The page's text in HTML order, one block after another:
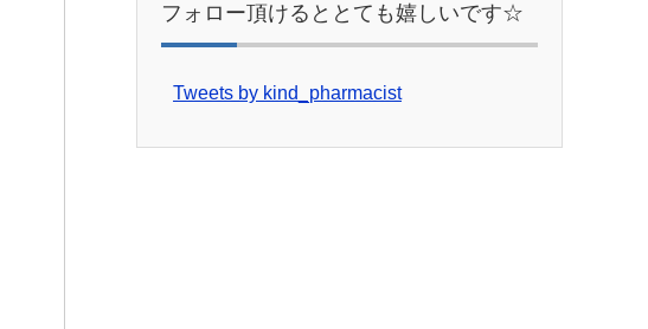
フォロー頂けるととても嬉しいです☆
Tweets by kind_pharmacist